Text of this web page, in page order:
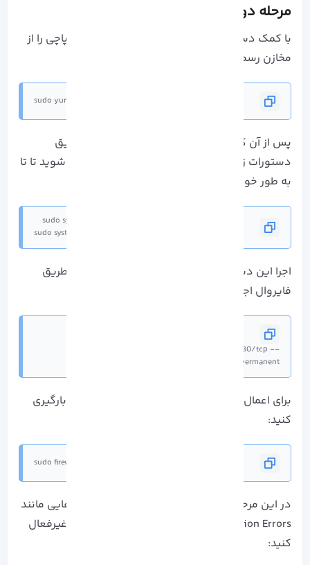
مرحله دوم: نصب وب سرور آپاچی
با کمک دستور زیر به راحتی می توانید وب سرور آپاچی را از
مخازن رسمی نصب کنید:
sudo yum -y install httpd
پس از آن که وب سرور آپاچی را نصب کردید، از طریق
دستورات زیر می توانید آن را فعال کرده و موجب شوید تا تا
به طور خودکار در زمان بوت آغاز شود:
sudo systemctl start httpd
sudo systemctl enable httpd
اجرا این دستور به شما کمک می کند تا بتوانید از طریق
فایروال اجاز دهید به پورت 80 راه پیدا کنید:
sudo firewall-cmd --zone=public --add-port=80/tcp --
permanent
برای اعمال شدن تنظیمات جدید، فایروال را مجدد بارگیری
کنید:
sudo firewall-cmd --reload
در این مرحله باید برای جلوگیری از رخ دادن خطا هایی مانند
Write Permission Errors، لازم است تا SELinux را غیرفعال
کنید: